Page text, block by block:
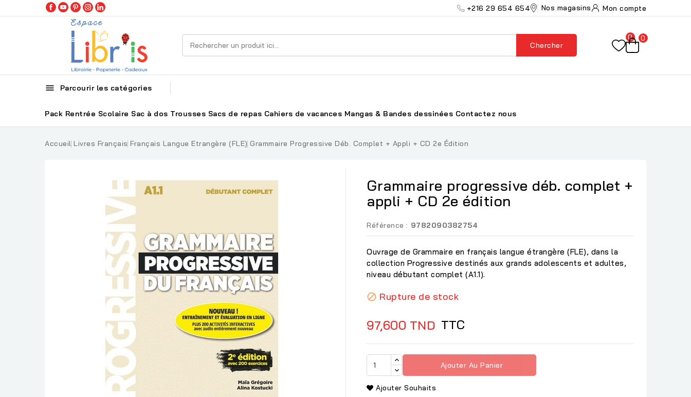
+216 29 654 654 Nos magasins Mon compte
Chercher
0 0
 Parcourir les catégories
Pack Rentrée Scolaire Sac à dos Trousses Sacs de repas Cahiers de vacances Mangas & Bandes dessinées Contactez nous
Accueil Livres Français Français Langue Etrangère (FLE) Grammaire Progressive Déb. Complet + Appli + CD 2e Édition
Grammaire progressive déb. complet +
appli + CD 2e édition
Référence : 9782090382754
Ouvrage de Grammaire en français langue étrangère (FLE), dans la
collection Progressive destinés aux grands adolescents et adultes,
niveau débutant complet (A1.1).
 Rupture de stock
97,600 TND TTC
Ajouter Au Panier
Ajouter Souhaits